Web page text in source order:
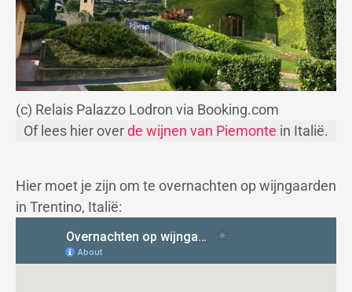
(c) Relais Palazzo Lodron via Booking.com
Of lees hier overde wijnen van Piemonte in Italië.
Hier moet je zijn om te overnachten op wijngaarden
in Trentino, Italië: